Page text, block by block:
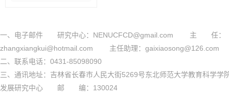
一、电子邮件 研究中心：NENUCFCD@gmail.com 主 任：
zhangxiangkui@hotmail.com 主任助理：gaixiaosong@126.com
二、联系电话：0431-85098090
三、通讯地址：吉林省长春市人民大街5269号东北师范大学教育科学学
发展研究中心 邮 编：130024